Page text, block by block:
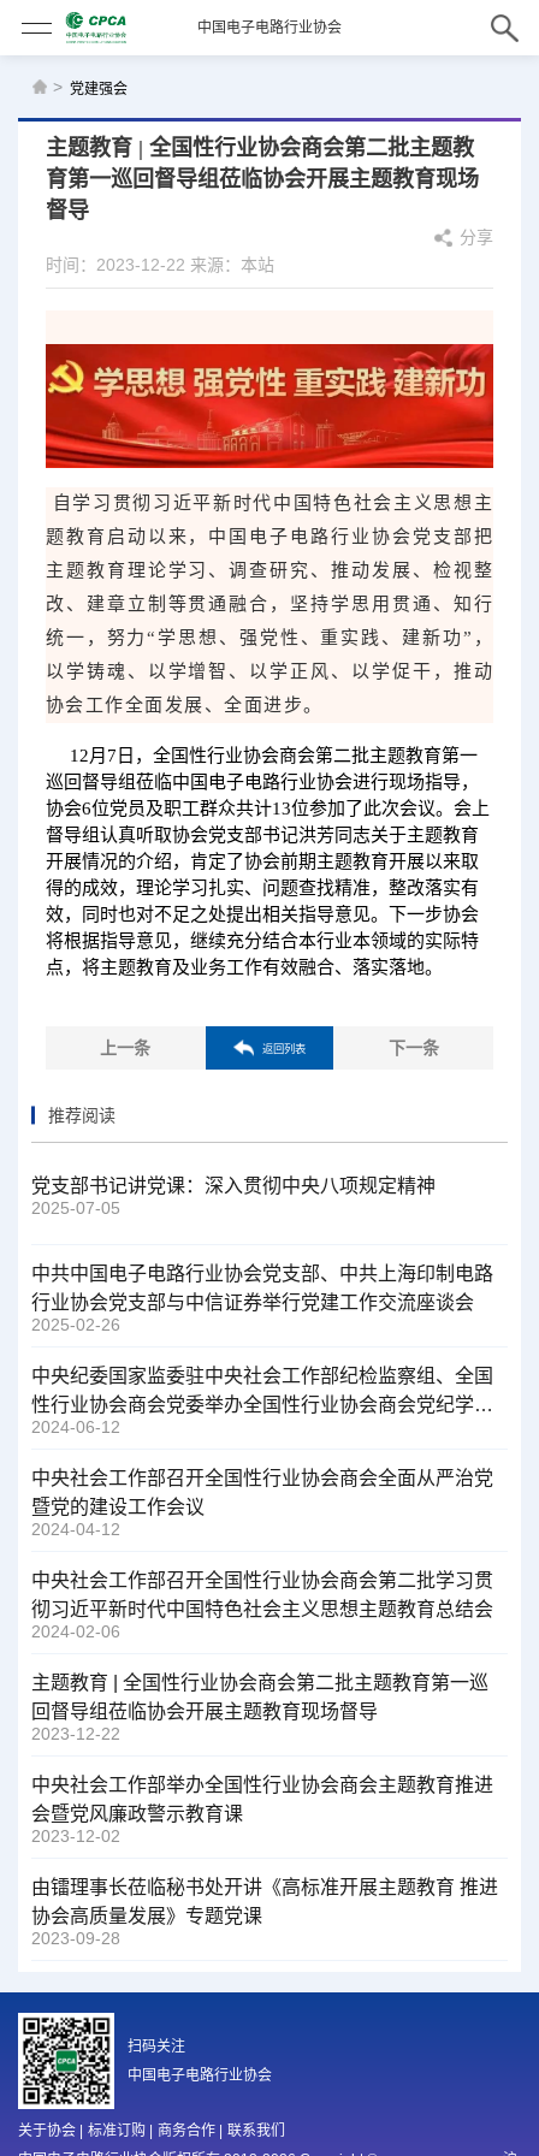
中国电子电路行业协会
> 党建强会
主题教育 | 全国性行业协会商会第二批主题教
育第一巡回督导组莅临协会开展主题教育现场
督导
分享
时间：2023-12-22 来源：本站
自学习贯彻习近平新时代中国特色社会主义思想主
题教育启动以来，中国电子电路行业协会党支部把
主题教育理论学习、调查研究、推动发展、检视整
改、建章立制等贯通融合，坚持学思用贯通、知行
统一，努力“学思想、强党性、重实践、建新功”，
以学铸魂、以学增智、以学正风、以学促干，推动
协会工作全面发展、全面进步。
12月7日，全国性行业协会商会第二批主题教育第一
巡回督导组莅临中国电子电路行业协会进行现场指导，
协会6位党员及职工群众共计13位参加了此次会议。会上
督导组认真听取协会党支部书记洪芳同志关于主题教育
开展情况的介绍，肯定了协会前期主题教育开展以来取
得的成效，理论学习扎实、问题查找精准，整改落实有
效，同时也对不足之处提出相关指导意见。下一步协会
将根据指导意见，继续充分结合本行业本领域的实际特
点，将主题教育及业务工作有效融合、落实落地。
上一条 返回列表 下一条
推荐阅读
党支部书记讲党课：深入贯彻中央八项规定精神
2025-07-05
中共中国电子电路行业协会党支部、中共上海印制电路
行业协会党支部与中信证券举行党建工作交流座谈会
2025-02-26
中央纪委国家监委驻中央社会工作部纪检监察组、全国
性行业协会商会党委举办全国性行业协会商会党纪学习
教育专题辅导报告会
2024-06-12
中央社会工作部召开全国性行业协会商会全面从严治党
暨党的建设工作会议
2024-04-12
中央社会工作部召开全国性行业协会商会第二批学习贯
彻习近平新时代中国特色社会主义思想主题教育总结会
2024-02-06
主题教育 | 全国性行业协会商会第二批主题教育第一巡
回督导组莅临协会开展主题教育现场督导
2023-12-22
中央社会工作部举办全国性行业协会商会主题教育推进
会暨党风廉政警示教育课
2023-12-02
由镭理事长莅临秘书处开讲《高标准开展主题教育 推进
协会高质量发展》专题党课
2023-09-28
关于协会 标准订购 商务合作
联系我们
扫码关注
中国电子电路行业协会